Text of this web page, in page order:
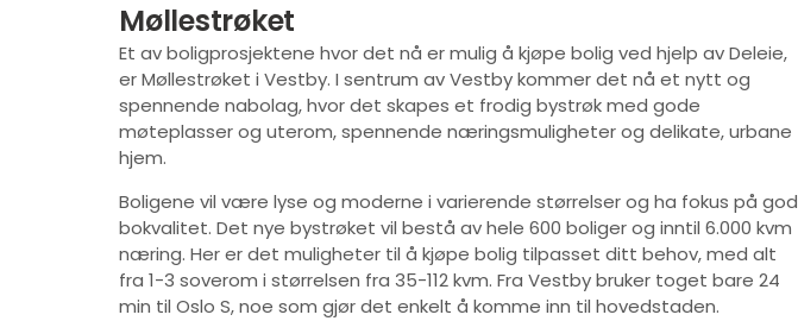
Møllestrøket
Et av boligprosjektene hvor det nå er mulig å kjøpe bolig ved hjelp av Deleie,
er Møllestrøket i Vestby. I sentrum av Vestby kommer det nå et nytt og
spennende nabolag, hvor det skapes et frodig bystrøk med gode
møteplasser og uterom, spennende næringsmuligheter og delikate, urbane
hjem.
Boligene vil være lyse og moderne i varierende størrelser og ha fokus på god
bokvalitet. Det nye bystrøket vil bestå av hele 600 boliger og inntil 6.000 kvm
næring. Her er det muligheter til å kjøpe bolig tilpasset ditt behov, med alt
fra 1-3 soverom i størrelsen fra 35-112 kvm. Fra Vestby bruker toget bare 24
min til Oslo S, noe som gjør det enkelt å komme inn til hovedstaden.